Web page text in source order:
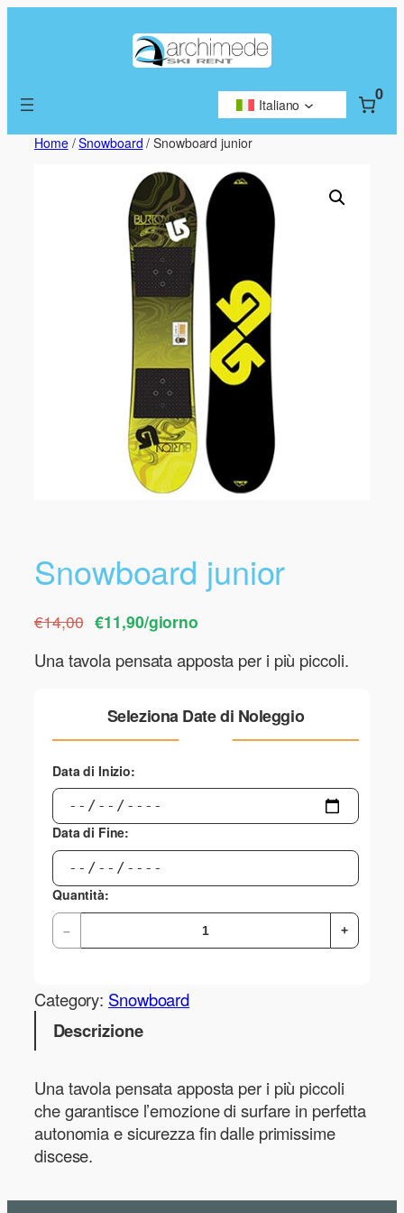
Italiano
0
Home/Snowboard / Snowboard junior
Snowboard junior
€14,00 €11,90/giorno
Una tavola pensata apposta per i più piccoli.
Seleziona Date di Noleggio
Data di Inizio:
Data di Fine:
Quantità:
– +
Category: Snowboard
Descrizione
Una tavola pensata apposta per i più piccoli
che garantisce l’emozione di surfare in perfetta
autonomia e sicurezza fin dalle primissime
discese.